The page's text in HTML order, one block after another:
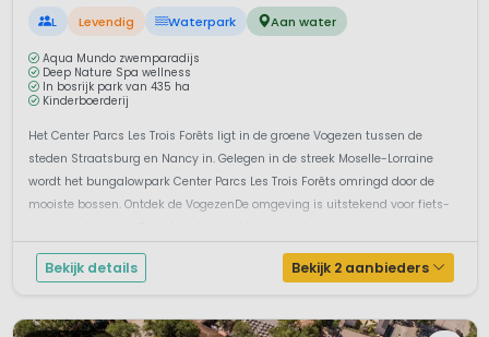
L Levendig Waterpark Aan water
Aqua Mundo zwemparadijs
Deep Nature Spa wellness
In bosrijk park van 435 ha
Kinderboerderij
Het Center Parcs Les Trois Forêts ligt in de groene Vogezen tussen de
steden Straatsburg en Nancy in. Gelegen in de streek Moselle-Lorraine
wordt het bungalowpark Center Parcs Les Trois Forêts omringd door de
mooiste bossen. Ontdek de VogezenDe omgeving is uitstekend voor fiets-
Bekijk details Bekijk 2 aanbieders